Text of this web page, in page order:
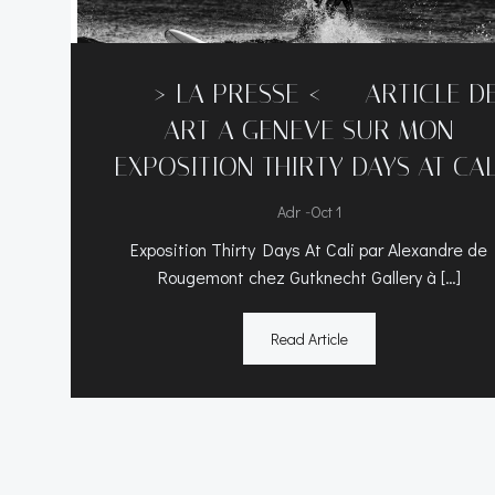
—–> LA PRESSE <—– ARTICLE
ART A GENEVE SUR MON
EXPOSITION THIRTY DAYS AT
Adr -Oct 1
Exposition Thirty Days At Cali par Alexandre de
Rougemont chez Gutknecht Gallery à […]
Read Article